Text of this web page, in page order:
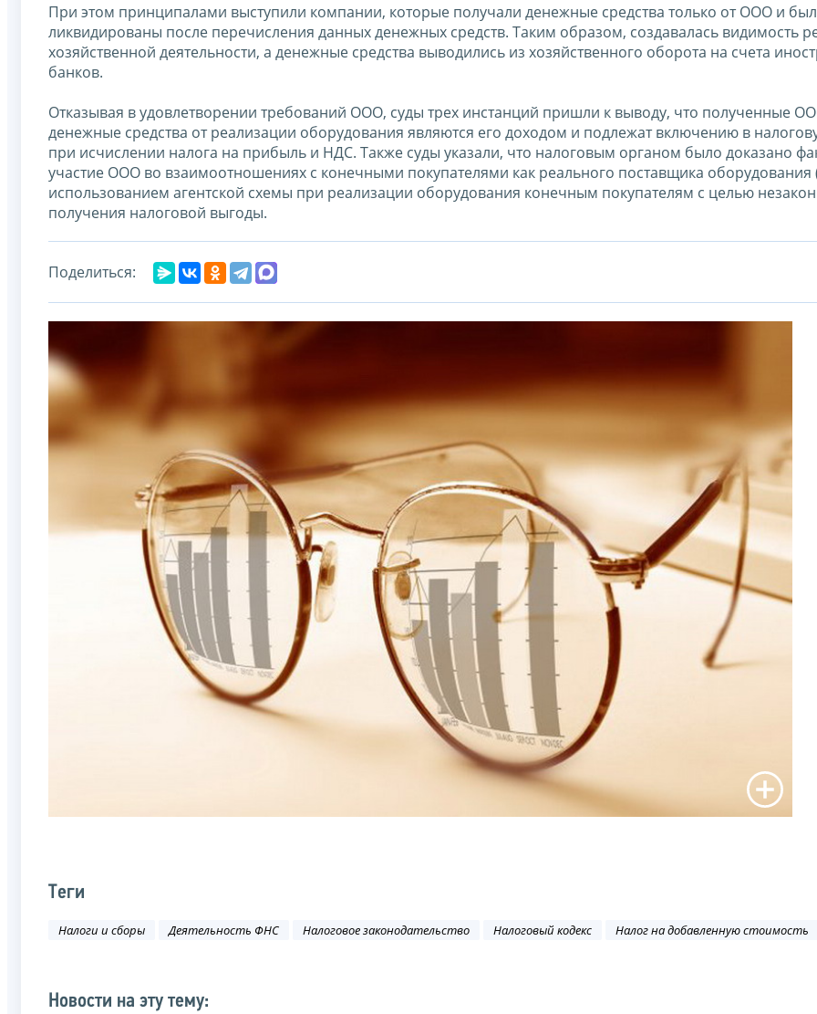
При этом принципалами выступили компании, которые получали денежные средства только от ООО и
ликвидированы после перечисления данных денежных средств. Таким образом, создавалась видимость
хозяйственной деятельности, а денежные средства выводились из хозяйственного оборота на счета
банков.
Отказывая в удовлетворении требований ООО, суды трех инстанций пришли к выводу, что полученные
денежные средства от реализации оборудования являются его доходом и подлежат включению в
при исчислении налога на прибыль и НДС. Также суды указали, что налоговым органом было доказано
участие ООО во взаимоотношениях с конечными покупателями как реального поставщика оборудования
использованием агентской схемы при реализации оборудования конечным покупателям с целью
получения налоговой выгоды.
Поделиться:
Теги
Налоги и сборы Деятельность ФНС Налоговое законодательство Налоговый кодекс Налог на добавленную стоимость
Новости на эту тему: